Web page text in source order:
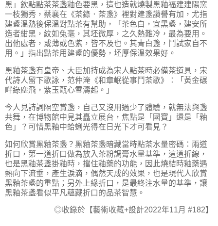
黑 」欽點點茶茶盞釉色要黑，這也造就燒製黑釉福建建陽窯
一枝獨秀，蔡襄在《茶錄．茶盞》裡對建盞讚譽有加，尤指
建盞溫熱後保溫對點茶有幫助，「 茶色白，宜黑盞，建安所
造者紺黑，紋如兔毫，其坯微厚，之久熱難冷，最為要用。
出他處者，或薄或色紫，皆不及也。其青白盞，鬥試家自不
用。 」指出點茶用建盞的優勢，坯厚保溫效果好。
黑釉茶盞有皇帝、大臣加持成為宋人點茶時必備茶道具，宋
代詩人留下歌詠，范仲淹《和章岷從事鬥茶歌》：「 黃金碾
畔綠塵飛，紫玉甌心雪濤起。 」
今人見詩詞隔空賞盞，自己又沒用過少了體驗，就無法與盞
共舞，在博物館中見其矗立展台，焦點是「國寶」還是「釉
色」？可惜黑釉中蛤蜊光得在日光下才可看見？
如何欣賞黑釉茶盞？黑釉茶盞暗藏當時點茶水量密碼：兩道
折口，第一道折口做為放入茶粉調膏水量基準，這道折線，
也是黑釉茶盞掛釉時，擋住釉藥的功能，因此燒結時釉藥遇
熱向下流垂，產生淚滴，偶然天成的效果，也是現代人欣賞
黑釉茶盞的重點；另外上緣折口，是最終注水量的基準，讓
黑釉茶盞看似平凡蘊藏折口的品茶智慧。
◎收錄於【藝術收藏+設計2022年11月 #182】